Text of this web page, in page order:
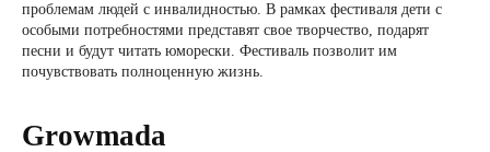
проблемам людей с инвалидностью. В рамках фестиваля дети с
особыми потребностями представят свое творчество, подарят
песни и будут читать юморески. Фестиваль позволит им
почувствовать полноценную жизнь.
Growmada